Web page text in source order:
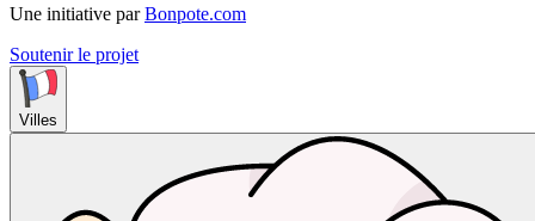
Une initiative par Bonpote.com
Soutenir le projet
Villes